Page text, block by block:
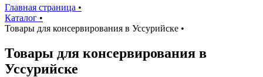
Главная страница •
Каталог •
Товары для консервирования в Уссурийске •
Товары для консервирования в
Уссурийске